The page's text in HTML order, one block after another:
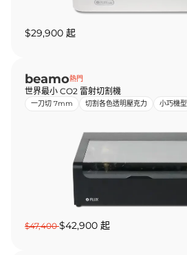
$29,900 起
beamo熱門
世界最小 CO2 雷射切割機
一刀切 7mm 切割各色透明壓克力 小巧機型
$47,400$42,900 起